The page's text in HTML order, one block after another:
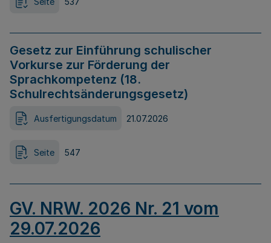
Gesetz zur Einführung schulischer
Vorkurse zur Förderung der
Sprachkompetenz (18.
Schulrechtsänderungsgesetz)
Ausfertigungsdatum 21.07.2026
Seite 547
GV. NRW. 2026 Nr. 21 vom
29.07.2026